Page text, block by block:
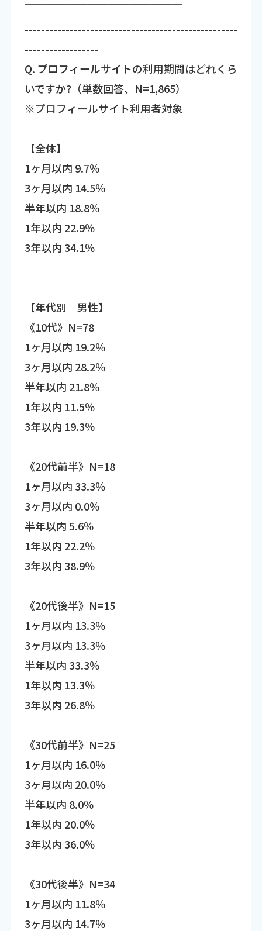
￣￣￣￣￣￣￣￣￣￣￣￣￣￣￣
----------------------------------------------------
------------------
Q. プロフィールサイトの利用期間はどれくら
いですか?（単数回答、N=1,865）
※プロフィールサイト利用者対象
【全体】
1ヶ月以内 9.7％
3ヶ月以内 14.5％
半年以内 18.8％
1年以内 22.9％
3年以内 34.1％
【年代別 男性】
《10代》N=78
1ヶ月以内 19.2％
3ヶ月以内 28.2％
半年以内 21.8％
1年以内 11.5％
3年以内 19.3％
《20代前半》N=18
1ヶ月以内 33.3％
3ヶ月以内 0.0％
半年以内 5.6％
1年以内 22.2％
3年以内 38.9％
《20代後半》N=15
1ヶ月以内 13.3％
3ヶ月以内 13.3％
半年以内 33.3％
1年以内 13.3％
3年以内 26.8％
《30代前半》N=25
1ヶ月以内 16.0％
3ヶ月以内 20.0％
半年以内 8.0％
1年以内 20.0％
3年以内 36.0％
《30代後半》N=34
1ヶ月以内 11.8％
3ヶ月以内 14.7％